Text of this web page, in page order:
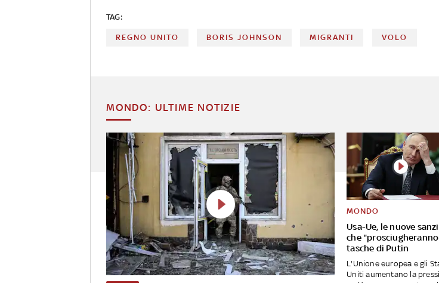
TAG:
REGNO UNITO BORIS JOHNSON MIGRANTI VOLO
MONDO: ULTIME NOTIZIE
Usa-Ue, le nuove
che
tasche di Putin
MONDO
L'Unione europea e gli
Uniti aumentano la